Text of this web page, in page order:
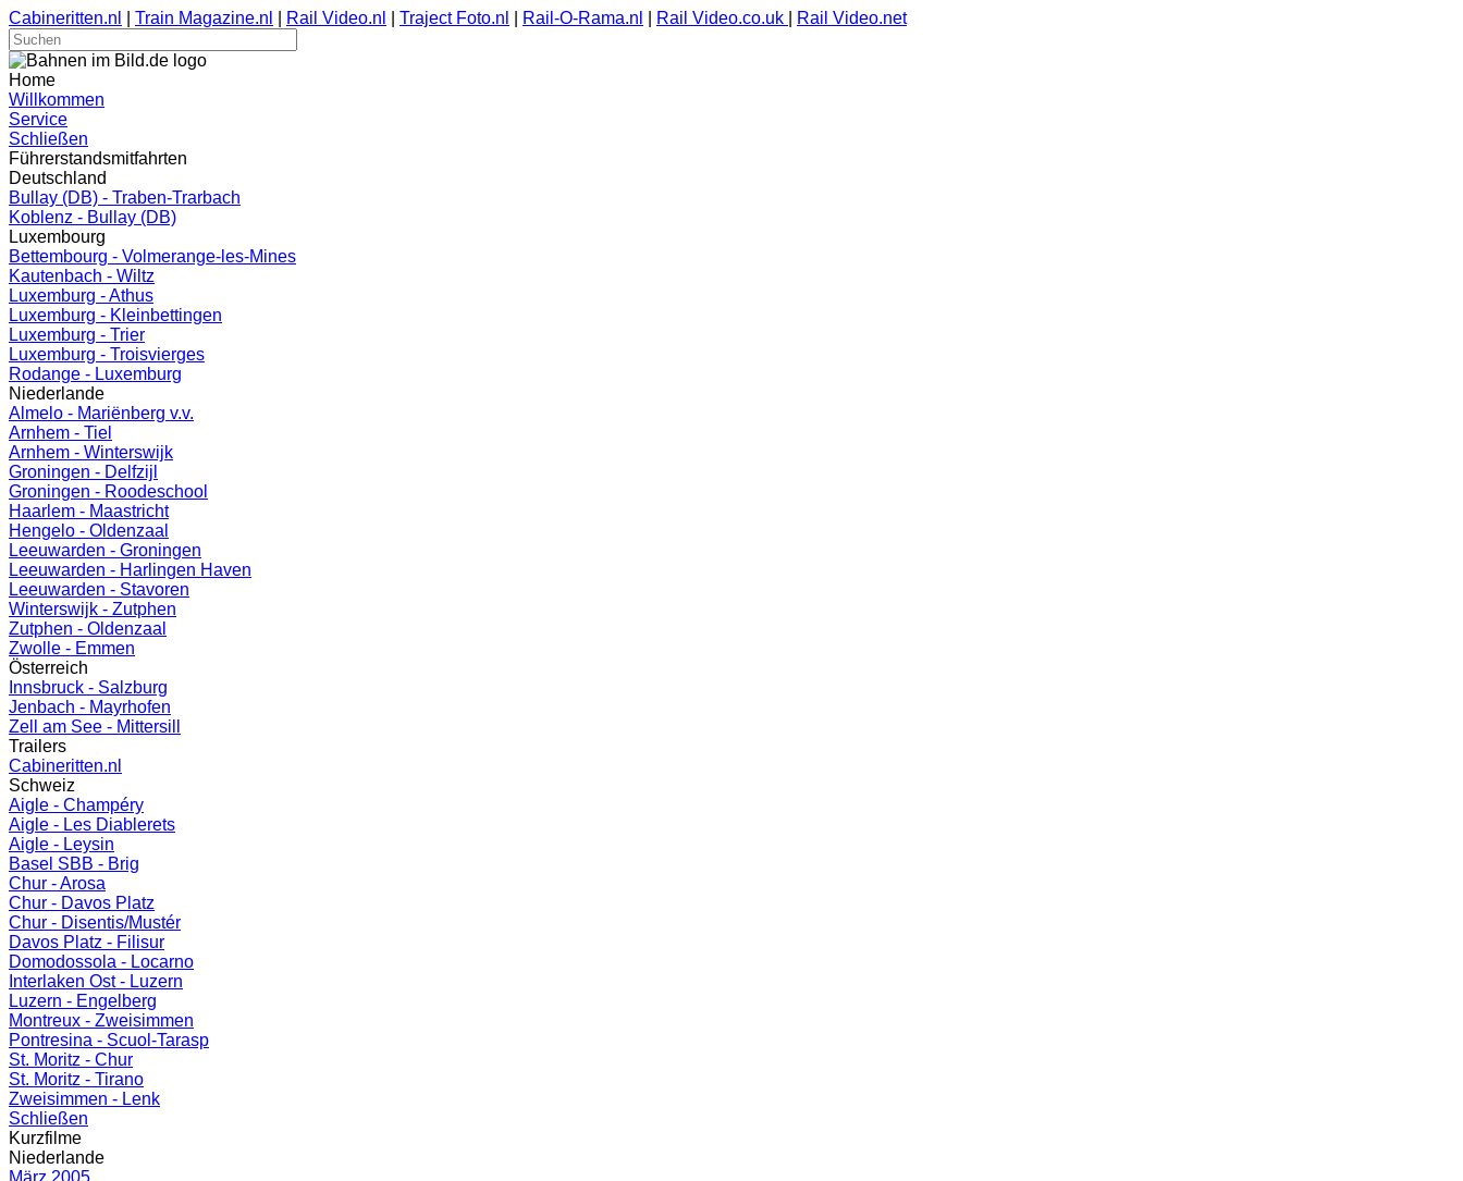
Cabineritten.nl Train Magazine.nl Rail Video.nl Traject Foto.nl Rail-O-Rama.nl Rail Video.co.uk Rail Video.net
Home
Willkommen
Service
Schließen
Führerstandsmitfahrten
Deutschland
Bullay (DB) - Traben-Trarbach
Koblenz - Bullay (DB)
Luxembourg
Bettembourg - Volmerange-les-Mines
Kautenbach - Wiltz
Luxemburg - Athus
Luxemburg - Kleinbettingen
Luxemburg - Trier
Luxemburg - Troisvierges
Rodange - Luxemburg
Niederlande
Almelo - Mariënberg v.v.
Arnhem - Tiel
Arnhem - Winterswijk
Groningen - Delfzijl
Groningen - Roodeschool
Haarlem - Maastricht
Hengelo - Oldenzaal
Leeuwarden - Groningen
Leeuwarden - Harlingen Haven
Leeuwarden - Stavoren
Winterswijk - Zutphen
Zutphen - Oldenzaal
Zwolle - Emmen
Österreich
Innsbruck - Salzburg
Jenbach - Mayrhofen
Zell am See - Mittersill
Trailers
Cabineritten.nl
Schweiz
Aigle - Champéry
Aigle - Les Diablerets
Aigle - Leysin
Basel SBB - Brig
Chur - Arosa
Chur - Davos Platz
Chur - Disentis/Mustér
Davos Platz - Filisur
Domodossola - Locarno
Interlaken Ost - Luzern
Luzern - Engelberg
Montreux - Zweisimmen
Pontresina - Scuol-Tarasp
St. Moritz - Chur
St. Moritz - Tirano
Zweisimmen - Lenk
Schließen
Kurzfilme
Niederlande
März 2005